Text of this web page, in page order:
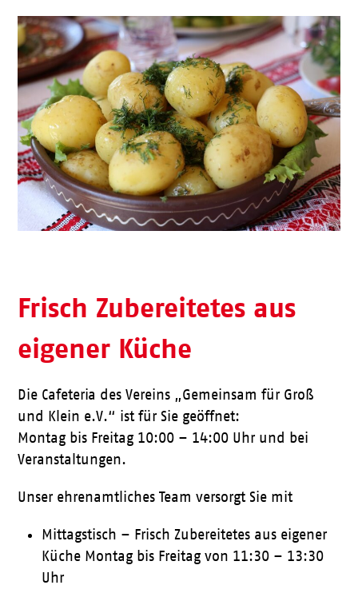
Frisch Zubereitetes aus
eigener Küche
Die Cafeteria des Vereins „Gemeinsam für Groß
und Klein e.V.“ ist für Sie geöffnet:
Montag bis Freitag 10:00 – 14:00 Uhr und bei
Veranstaltungen.
Unser ehrenamtliches Team versorgt Sie mit
Mittagstisch – Frisch Zubereitetes aus eigener
Küche Montag bis Freitag von 11:30 – 13:30
Uhr